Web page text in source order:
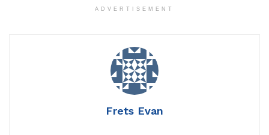
ADVERTISEMENT
Frets Evan